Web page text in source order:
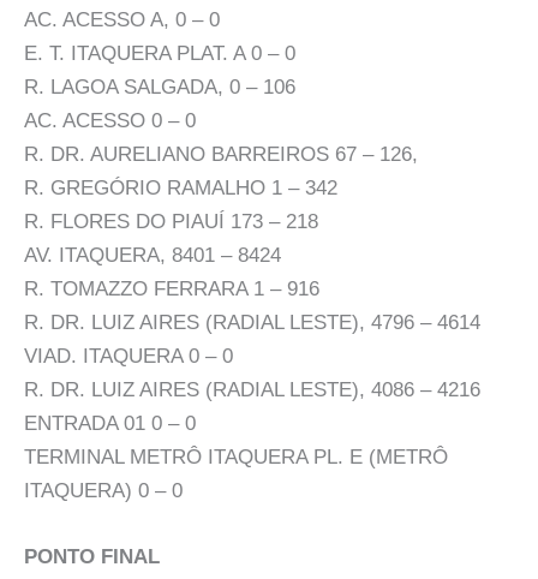
AC. ACESSO A, 0 – 0
E. T. ITAQUERA PLAT. A 0 – 0
R. LAGOA SALGADA, 0 – 106
AC. ACESSO 0 – 0
R. DR. AURELIANO BARREIROS 67 – 126,
R. GREGÓRIO RAMALHO 1 – 342
R. FLORES DO PIAUÍ 173 – 218
AV. ITAQUERA, 8401 – 8424
R. TOMAZZO FERRARA 1 – 916
R. DR. LUIZ AIRES (RADIAL LESTE), 4796 – 4614
VIAD. ITAQUERA 0 – 0
R. DR. LUIZ AIRES (RADIAL LESTE), 4086 – 4216
ENTRADA 01 0 – 0
TERMINAL METRÔ ITAQUERA PL. E (METRÔ
ITAQUERA) 0 – 0
PONTO FINAL